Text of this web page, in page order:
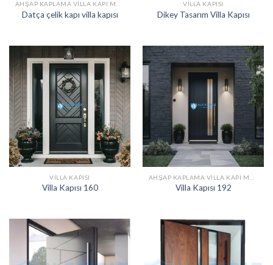
AHŞAP KAPLAMA VILLA KAPI MODELLERI
Datça çelik kapı villa kapısı
VILLA KAPISI
Dikey Tasarım Villa Kapısı
VILLA KAPISI
Villa Kapısı 160 Villa Kapısı 192